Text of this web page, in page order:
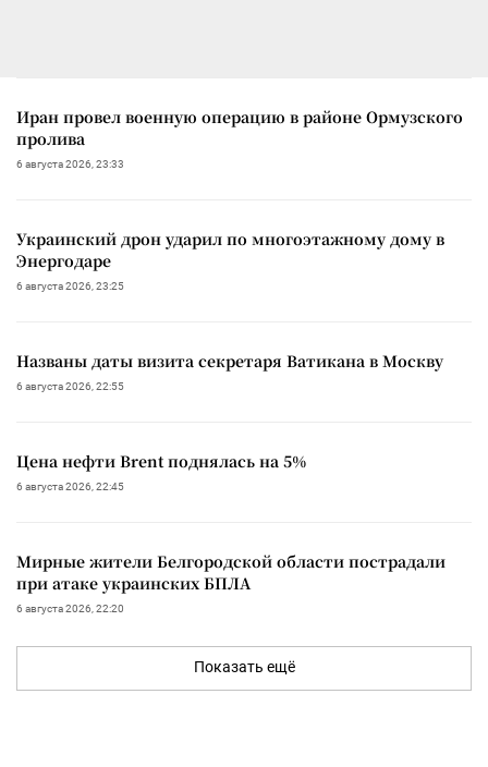
Иран провел военную операцию в районе Ормузского
пролива
6 августа 2026, 23:33
Украинский дрон ударил по многоэтажному дому в
Энергодаре
6 августа 2026, 23:25
Названы даты визита секретаря Ватикана в Москву
6 августа 2026, 22:55
Цена нефти Brent поднялась на 5%
6 августа 2026, 22:45
Мирные жители Белгородской области пострадали
при атаке украинских БПЛА
6 августа 2026, 22:20
Показать ещё